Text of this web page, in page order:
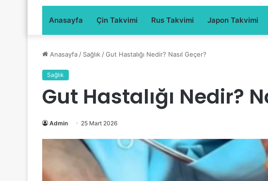
Anasayfa Çin Takvimi Rus Takvimi Japon Takvimi
Anasayfa / Sağlık /Gut Hastalığı Nedir? Nasıl Geçer?
Sağlık
Gut Hastalığı Nedir?
Admin 25 Mart 2026